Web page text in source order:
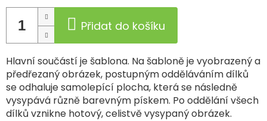
Přidat do košíku
Hlavní součástí je šablona. Na šabloně je vyobrazený a
předřezaný obrázek, postupným odděláváním dílků
se odhaluje samolepící plocha, která se následně
vysypává různě barevným pískem. Po oddělání všech
dílků vznikne hotový, celistvě vysypaný obrázek.